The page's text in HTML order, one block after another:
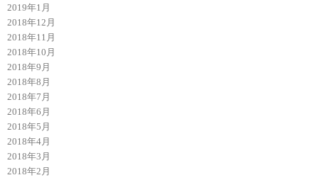
2019年1月
2018年12月
2018年11月
2018年10月
2018年9月
2018年8月
2018年7月
2018年6月
2018年5月
2018年4月
2018年3月
2018年2月